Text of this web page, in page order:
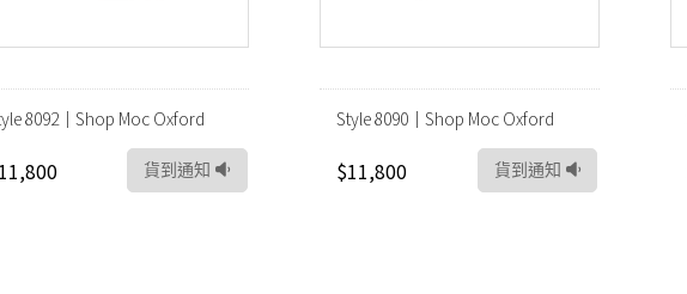
8092｜Shop Moc Oxford
貨到通知
Style 8090｜Shop Moc Oxford
$11,800 貨到通知